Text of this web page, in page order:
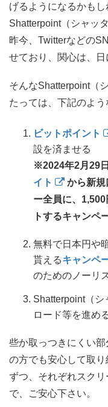
げるようになるかもし
Shatterpoint（シャッ
昨今、Twitterなどの
せており、関心は、日
そんなShatterpoint（
たっては、下記のよう
ビットポイント
設を済ませる
※2024年2月29
イト
から新規
ー全員に、
トするキャンペ
無料で日本円や
貰えるキャンペ
のためのノーリ
Shatterpoint（シ
ロード等を進め
些か取っつきにくい
の方でも安心して取
ずつ、それぞれスク
で、ご安心下さい。